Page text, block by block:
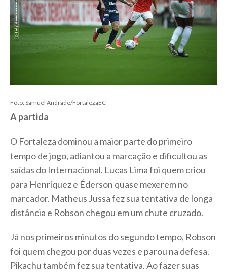
Foto: Samuel Andrade/FortalezaEC
A partida
O Fortaleza dominou a maior parte do primeiro
tempo de jogo, adiantou a marcação e dificultou as
saídas do Internacional. Lucas Lima foi quem criou
para Henríquez e Éderson quase mexerem no
marcador. Matheus Jussa fez sua tentativa de longa
distância e Robson chegou em um chute cruzado.
Já nos primeiros minutos do segundo tempo, Robson
foi quem chegou por duas vezes e parou na defesa.
Pikachu também fez sua tentativa. Ao fazer suas